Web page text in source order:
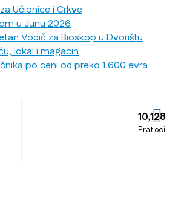
Učionice i Crkve
u Junu 2026
Vodič za Bioskop u Dvorištu
lokal i magacin
po ceni od preko 1.600 evra
10,128
Pratioci